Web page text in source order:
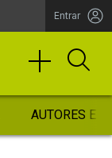
Entrar
AUTORES